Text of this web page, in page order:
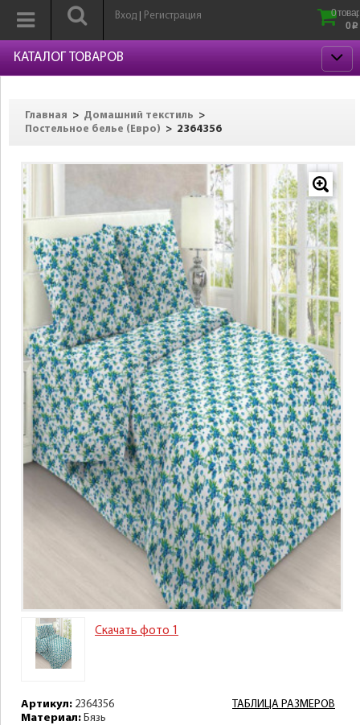
Вход Регистрация
0
0 p
КАТАЛОГ ТОВАРОВ
Главная > Домашний текстиль >
Постельное белье (Евро) > 2364356
Скачать фото 1
ТАБЛИЦА РАЗМЕРОВ
Артикул: 2364356
Материал: Бязь